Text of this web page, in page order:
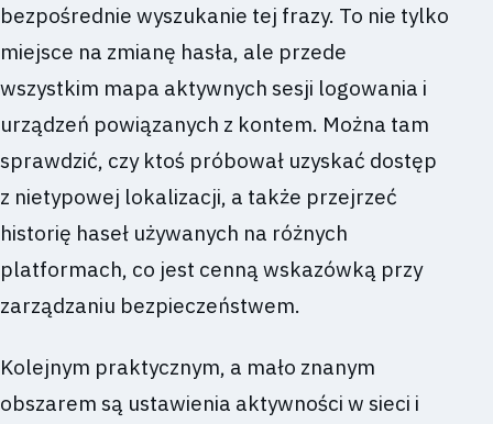
bezpośrednie wyszukanie tej frazy. To nie tylko
miejsce na zmianę hasła, ale przede
wszystkim mapa aktywnych sesji logowania i
urządzeń powiązanych z kontem. Można tam
sprawdzić, czy ktoś próbował uzyskać dostęp
z nietypowej lokalizacji, a także przejrzeć
historię haseł używanych na różnych
platformach, co jest cenną wskazówką przy
zarządzaniu bezpieczeństwem.
Kolejnym praktycznym, a mało znanym
obszarem są ustawienia aktywności w sieci i